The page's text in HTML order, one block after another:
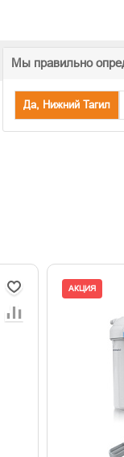
Мы правильно
Да, Нижний Тагил
АКЦИЯ